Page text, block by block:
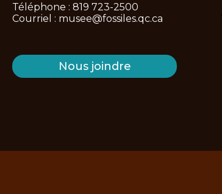
Téléphone : 819 723-2500
Courriel : musee@fossiles.qc.ca
Nous joindre